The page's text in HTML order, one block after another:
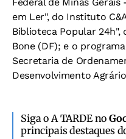
em Ler", do Instituto
Biblioteca Popular 24h",
Bone (DF); e o
Secretaria de
Desenvolvimento
Siga o A TARDE no
principais destaques